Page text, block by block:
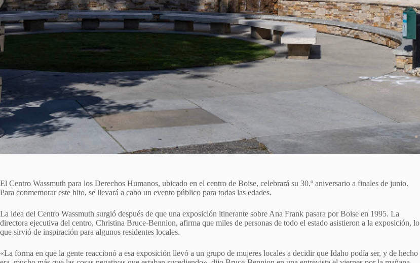
El Centro Wassmuth para los Derechos Humanos, ubicado en el centro de Boise, celebrará su 30.º aniversario a finales de junio.
Para conmemorar este hito, se llevará a cabo un evento público para todas las edades.
La idea del Centro Wassmuth surgió después de que una exposición itinerante sobre Ana Frank pasara por Boise en 1995. La
directora ejecutiva del centro, Christina Bruce-Bennion, afirma que miles de personas de todo el estado asistieron a la exposición, lo
que sirvió de inspiración para algunos residentes locales.
«La forma en que la gente reaccionó a esa exposición llevó a un grupo de mujeres locales a decidir que Idaho podía ser, y de hecho